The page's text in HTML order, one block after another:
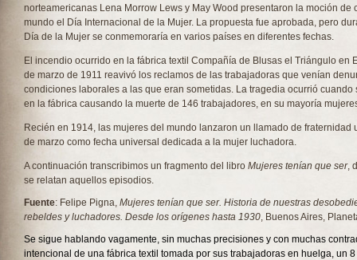
norteamericanas Lena Morrow Lews y May Wood presentaron la moción de
mundo el Día Internacional de la Mujer. La propuesta fue aprobada, pero
Día de la Mujer se conmemoraría en varios países en diferentes fechas.
El incendio ocurrido en la fábrica textil Compañía de Blusas el Triángulo en
de marzo de 1911 reavivó los reclamos de las trabajadoras que venían
condiciones laborales a las que eran sometidas. La tragedia ocurrió cuando
en la fábrica causando la muerte de 146 trabajadores, en su mayoría
Recién en 1914, las mujeres del mundo lanzaron un llamado de fraternidad
de marzo como fecha universal dedicada a la mujer luchadora.
A continuación transcribimos un fragmento del libro Mujeres tenían que ser,
se relatan aquellos episodios.
Fuente: Felipe Pigna, Mujeres tenían que ser. Historia de nuestras
rebeldes y luchadores. Desde los orígenes hasta 1930, Buenos Aires,
Se sigue hablando vagamente, sin muchas precisiones y con muchas
intencional de una fábrica textil tomada por sus trabajadoras en huelga, un